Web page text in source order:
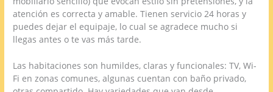
atención es correcta y amable. Tienen servicio 24 horas y
puedes dejar el equipaje, lo cual se agradece mucho si
llegas antes o te vas más tarde.
Las habitaciones son humildes, claras y funcionales: TV, Wi-
Fi en zonas comunes, algunas cuentan con baño privado,